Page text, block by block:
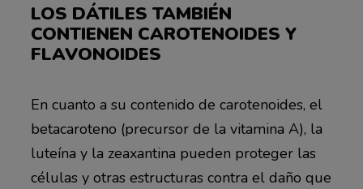
LOS DÁTILES TAMBIÉN
CONTIENEN CAROTENOIDES Y
FLAVONOIDES
En cuanto a su contenido de carotenoides, el
betacaroteno (precursor de la vitamina A), la
luteína y la zeaxantina pueden proteger las
células y otras estructuras contra el daño que